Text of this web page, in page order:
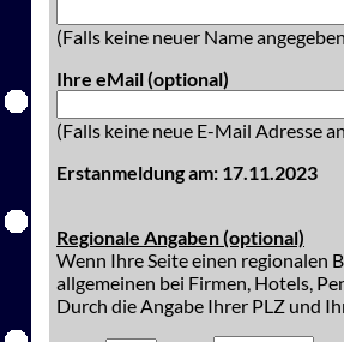
(Falls keine neuer Name
Ihre eMail (optional)
(Falls keine neue E-Mail Adresse
Erstanmeldung am: 17.11.2023
Regionale Angaben (optional)
Wenn Ihre Seite einen regionalen
allgemeinen bei Firmen, Hotels,
Durch die Angabe Ihrer PLZ und